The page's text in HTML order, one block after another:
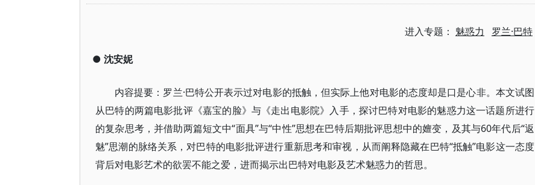
进入专题： 魅惑力 罗兰·巴特
● 沈安妮
内容提要：罗兰·巴特公开表示过对电影的抵触，但实际上他对电影的态度却是口是心非。本文试图
从巴特的两篇电影批评《嘉宝的脸》与《走出电影院》入手，探讨巴特对电影的魅惑力这一话题所进行
的复杂思考，并借助两篇短文中“面具”与“中性”思想在巴特后期批评思想中的嬗变，及其与60年代后“返
魅”思潮的脉络关系，对巴特的电影批评进行重新思考和审视，从而阐释隐藏在巴特“抵触”电影这一态度
背后对电影艺术的欲罢不能之爱，进而揭示出巴特对电影及艺术魅惑力的哲思。